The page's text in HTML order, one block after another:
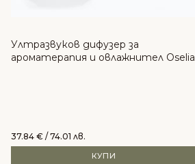
Ултразвуков дифузер за
ароматерапия и овлажнител Oselia
37.84 € / 74.01 лв.
КУПИ